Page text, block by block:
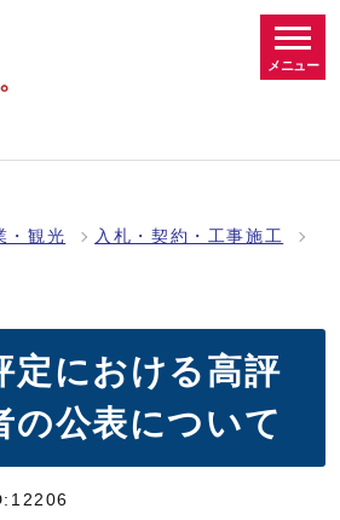
メニュー
・観光 入札・契約・工事施工
定における高評
の公表について